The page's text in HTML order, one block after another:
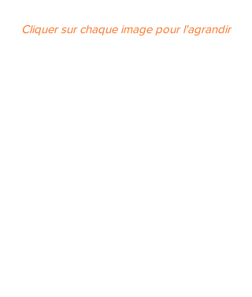
Cliquer sur chaque image pour l'agrandir